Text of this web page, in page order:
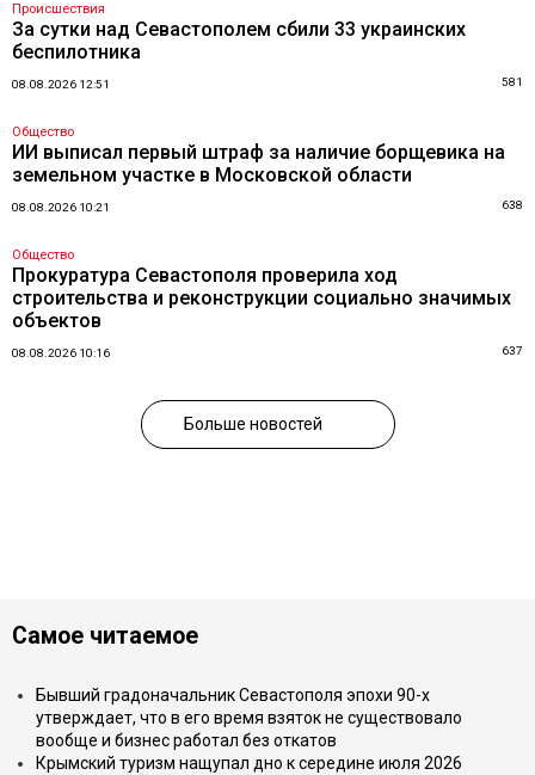
Происшествия
За сутки над Севастополем сбили 33 украинских
беспилотника
08.08.2026 12:51 581
Общество
ИИ выписал первый штраф за наличие борщевика на
земельном участке в Московской области
08.08.2026 10:21 638
Общество
Прокуратура Севастополя проверила ход
строительства и реконструкции социально значимых
объектов
08.08.2026 10:16 637
Больше новостей
Самое читаемое
Бывший градоначальник Севастополя эпохи 90-х
утверждает, что в его время взяток не существовало
вообще и бизнес работал без откатов
Крымский туризм нащупал дно к середине июля 2026